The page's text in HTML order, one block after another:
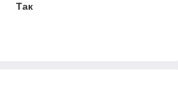
Так